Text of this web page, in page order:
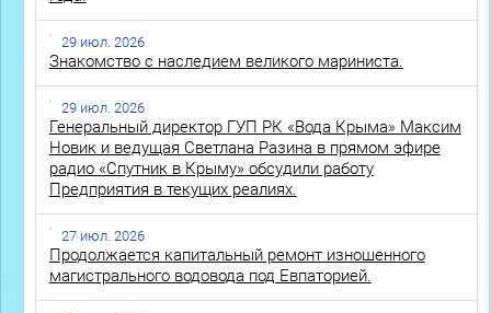
29 июл. 2026
Знакомство с наследием великого мариниста.
29 июл. 2026
Генеральный директор ГУП РК «Вода Крыма» Максим
Новик и ведущая Светлана Разина в прямом эфире
радио «Спутник в Крыму» обсудили работу
Предприятия в текущих реалиях.
27 июл. 2026
Продолжается капитальный ремонт изношенного
магистрального водовода под Евпаторией.